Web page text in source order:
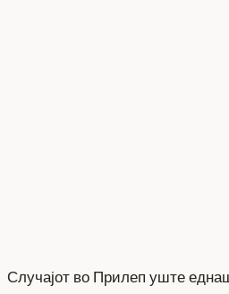
Случајот во Прилеп уште